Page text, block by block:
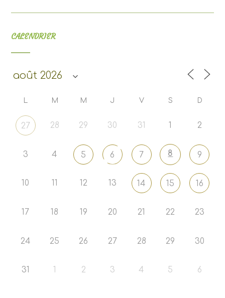
CALENDRIER
M M J V S D
27 28 29 30 31 1 2
3 4 5 6 7 8 9
10 11 12 13 14 15 16
17 18 19 20 21 22 23
24 25 26 27 28 29 30
31 2 3 4 5 6